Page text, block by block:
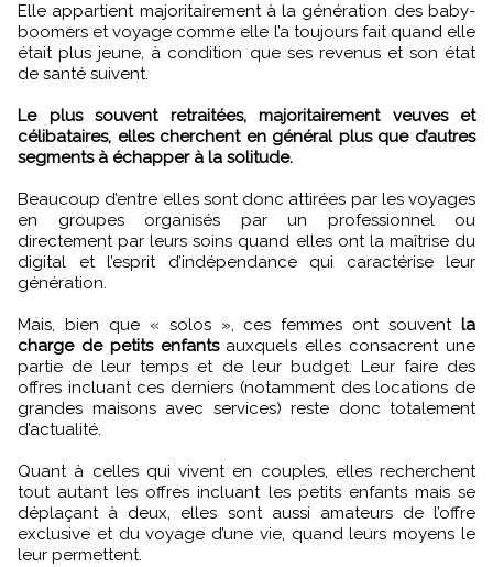
Elle appartient majoritairement à la génération des baby-
boomers et voyage comme elle l’a toujours fait quand elle
était plus jeune, à condition que ses revenus et son état
de santé suivent.
Le plus souvent retraitées, majoritairement veuves et
célibataires, elles cherchent en général plus que d’autres
segments à échapper à la solitude.
Beaucoup d’entre elles sont donc attirées par les voyages
en groupes organisés par un professionnel ou
directement par leurs soins quand elles ont la maîtrise du
digital et l’esprit d’indépendance qui caractérise leur
génération.
Mais, bien que « solos », ces femmes ont souvent la
charge de petits enfantsauxquels elles consacrent une
partie de leur temps et de leur budget. Leur faire des
offres incluant ces derniers (notamment des locations de
grandes maisons avec services) reste donc totalement
d’actualité.
Quant à celles qui vivent en couples, elles recherchent
tout autant les offres incluant les petits enfants mais se
déplaçant à deux, elles sont aussi amateurs de l’offre
exclusive et du voyage d’une vie, quand leurs moyens le
leur permettent.